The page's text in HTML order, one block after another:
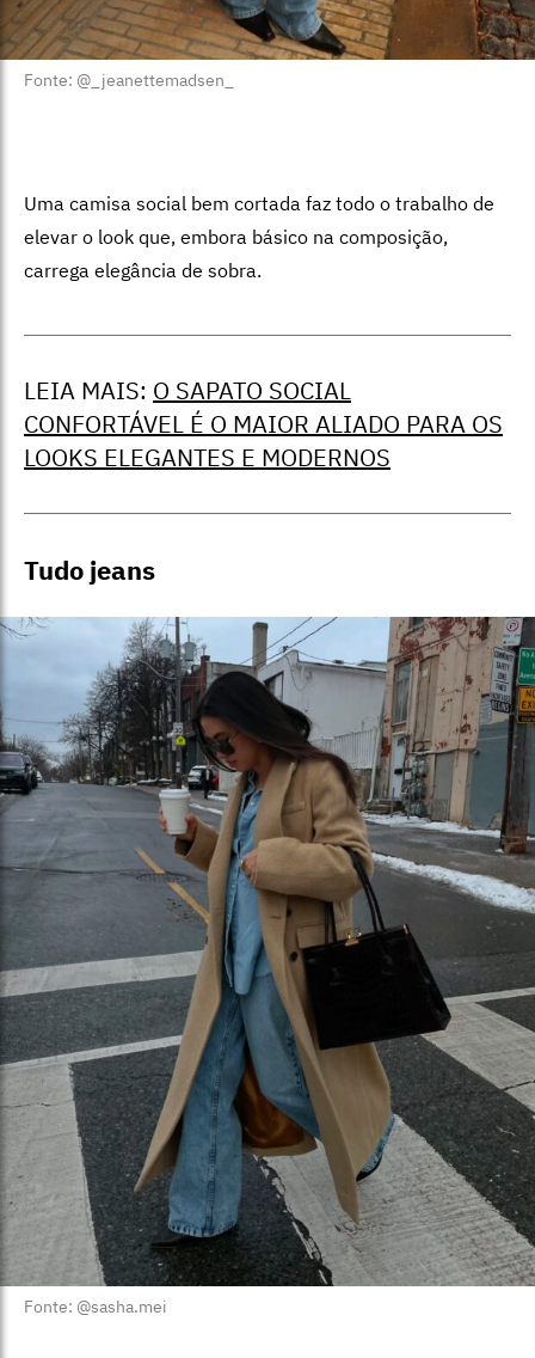
Fonte: @_jeanettemadsen_
Uma camisa social bem cortada faz todo o trabalho de
elevar o look que, embora básico na composição,
carrega elegância de sobra.
LEIA MAIS: O SAPATO SOCIAL
CONFORTÁVEL É O MAIOR ALIADO PARA OS
LOOKS ELEGANTES E MODERNOS
Tudo jeans
Fonte: @sasha.mei